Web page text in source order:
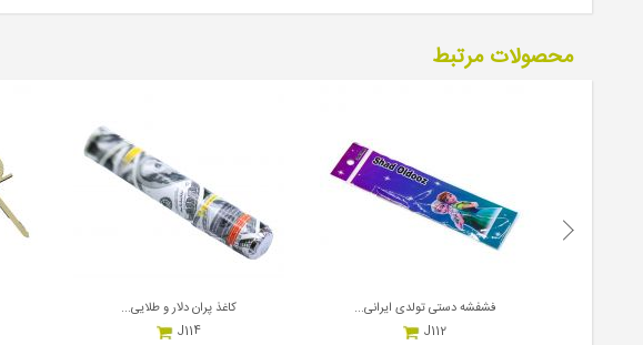
محصولات مرتبط
فشفشه دستی تولدی ایرانی...
J112
کاغذ پران دلار و طلایی...
J114